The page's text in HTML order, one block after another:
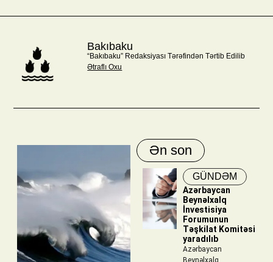
Bakıbaku
“Bakıbaku” Redaksiyası Tərəfindən Tərtib Edilib
Ətraflı Oxu
Ən son
GÜNDƏM
Azərbaycan
Beynəlxalq
İnvestisiya
Forumunun
Təşkilat Komitəsi
yaradılıb
Azərbaycan